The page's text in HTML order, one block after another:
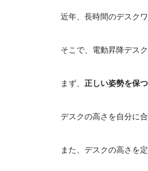
近年、長時間のデスク
そこで、電動昇降デス
まず、 正しい姿勢を保
デスクの高さを自分に
また、デスクの高さを